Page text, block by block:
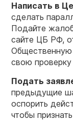
Написать в
сделать
Подайте
сайте ЦБ РФ,
Общественную
свою
Подать
предыдущие
оспорить
чтобы